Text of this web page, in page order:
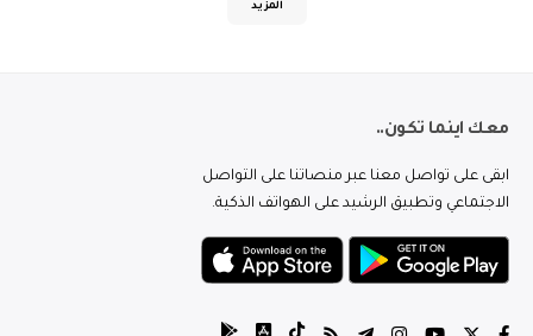
المزيد
معك اينما تكون..
ابقى على تواصل معنا عبر منصاتنا على التواصل
الاجتماعي وتطبيق الرشيد على الهواتف الذكية.